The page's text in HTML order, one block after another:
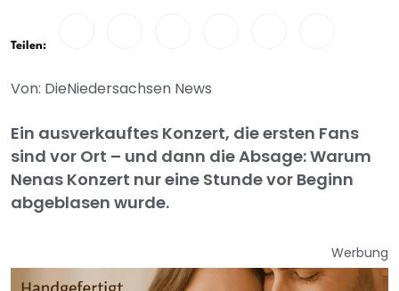
Teilen:
Von: DieNiedersachsen News
Ein ausverkauftes Konzert, die ersten Fans
sind vor Ort – und dann die Absage: Warum
Nenas Konzert nur eine Stunde vor Beginn
abgeblasen wurde.
Werbung